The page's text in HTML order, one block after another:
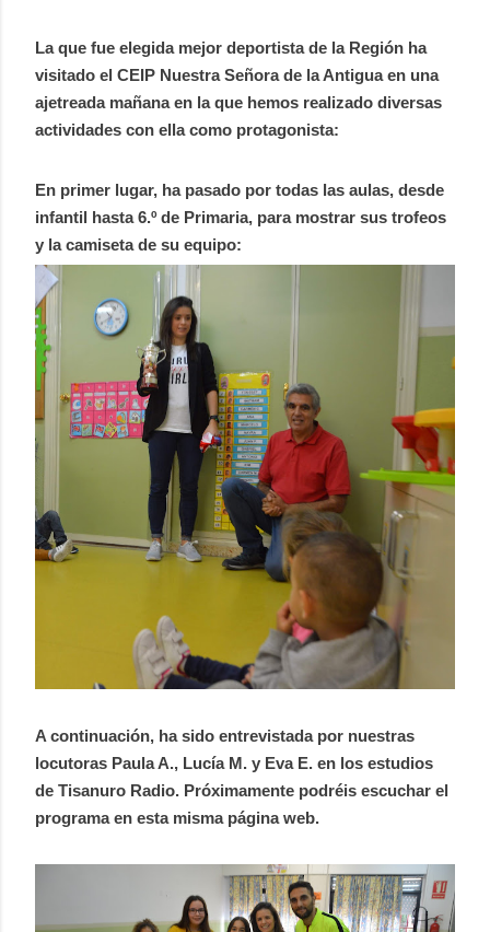
La que fue elegida mejor deportista de la Región ha
visitado el CEIP Nuestra Señora de la Antigua en una
ajetreada mañana en la que hemos realizado diversas
actividades con ella como protagonista:
En primer lugar, ha pasado por todas las aulas, desde
infantil hasta 6.º de Primaria, para mostrar sus trofeos
y la camiseta de su equipo:
A continuación, ha sido entrevistada por nuestras
locutoras Paula A., Lucía M. y Eva E. en los estudios
de Tisanuro Radio. Próximamente podréis escuchar el
programa en esta misma página web.